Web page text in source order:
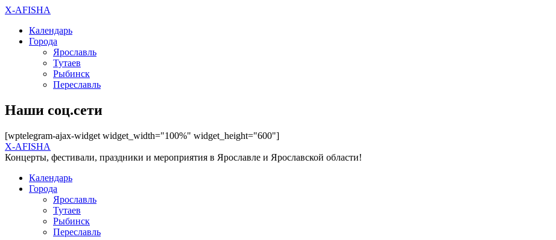
X-AFISHA
Календарь
Города
Ярославль
Тутаев
Рыбинск
Переславль
Наши соц.сети
[wptelegram-ajax-widget widget_width="100%" widget_height="600"]
X-AFISHA
Концерты, фестивали, праздники и мероприятия в Ярославле и Ярославской области!
Календарь
Города
Ярославль
Тутаев
Рыбинск
Переславль